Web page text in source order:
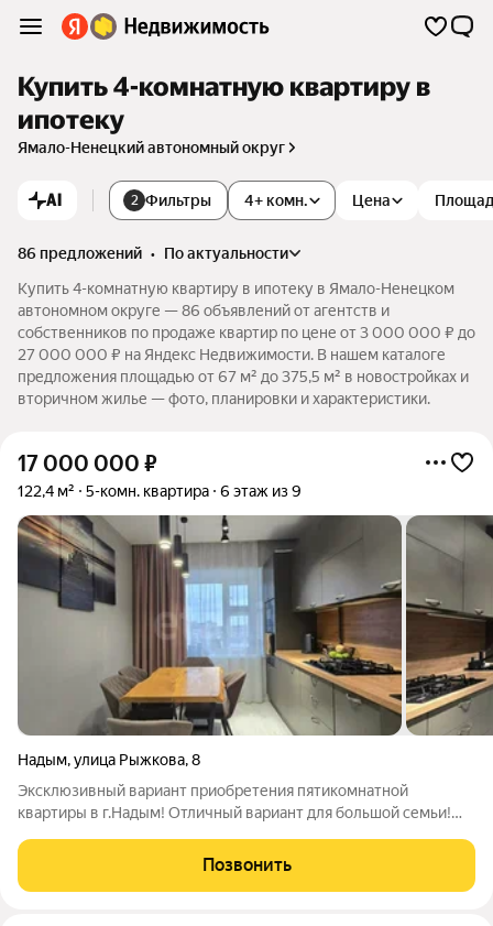
Купить 4-комнатную квартиру в
ипотеку
Ямало-Ненецкий автономный округ
AI 2 Фильтры 4+ комн. Цена
86 предложений •
по актуальности
Купить 4-комнатную квартиру в ипотеку в Ямало-Ненецком
автономном округе — 86 объявлений от агентств и
собственников по продаже квартир по цене от 3 000 000 ₽ до
27 000 000 ₽ на Яндекс Недвижимости. В нашем каталоге
предложения площадью от 67 м² до 375,5 м² в новостройках и
вторичном жилье — фото, планировки и характеристики.
17 000 000 ₽
122,4 м² 5-комн. квартира 6 этаж из 9
Надым,улица Рыжкова,8
Эксклюзивный вариант приобретения пятикомнатной
квартиры в г.Надым! Отличный вариант для большой семьи!
создает атмосферу уюта и комфорта! С деланы все
необходимые работы: заменена входная дверь,
Позвонить